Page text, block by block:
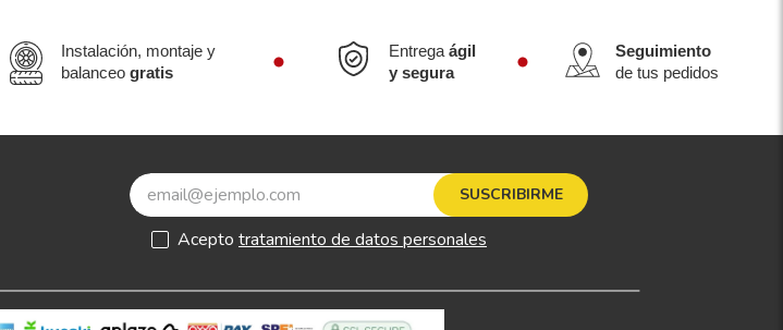
Instalación, montaje y
balanceogratis
Entregaágil
y segura
Seguimiento
de tus pedidos
SUSCRIBIRME
Acepto tratamiento de datos personales